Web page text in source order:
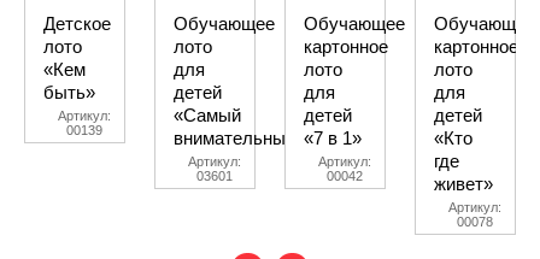
Детское
лото
«Кем
быть»
Артикул:
00139
Обучающее
лото
для
детей
«Самый
внимательный»
Артикул:
03601
Обучающее
картонное
лото
для
детей
«7 в 1»
Артикул:
00042
Обучающее
картонное
лото
для
детей
«Кто
где
живет»
Артикул:
00078